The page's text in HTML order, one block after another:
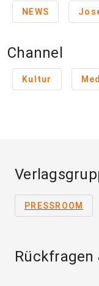
NEWS
Channel
Kultur
PRESSROOM
Rückfragen